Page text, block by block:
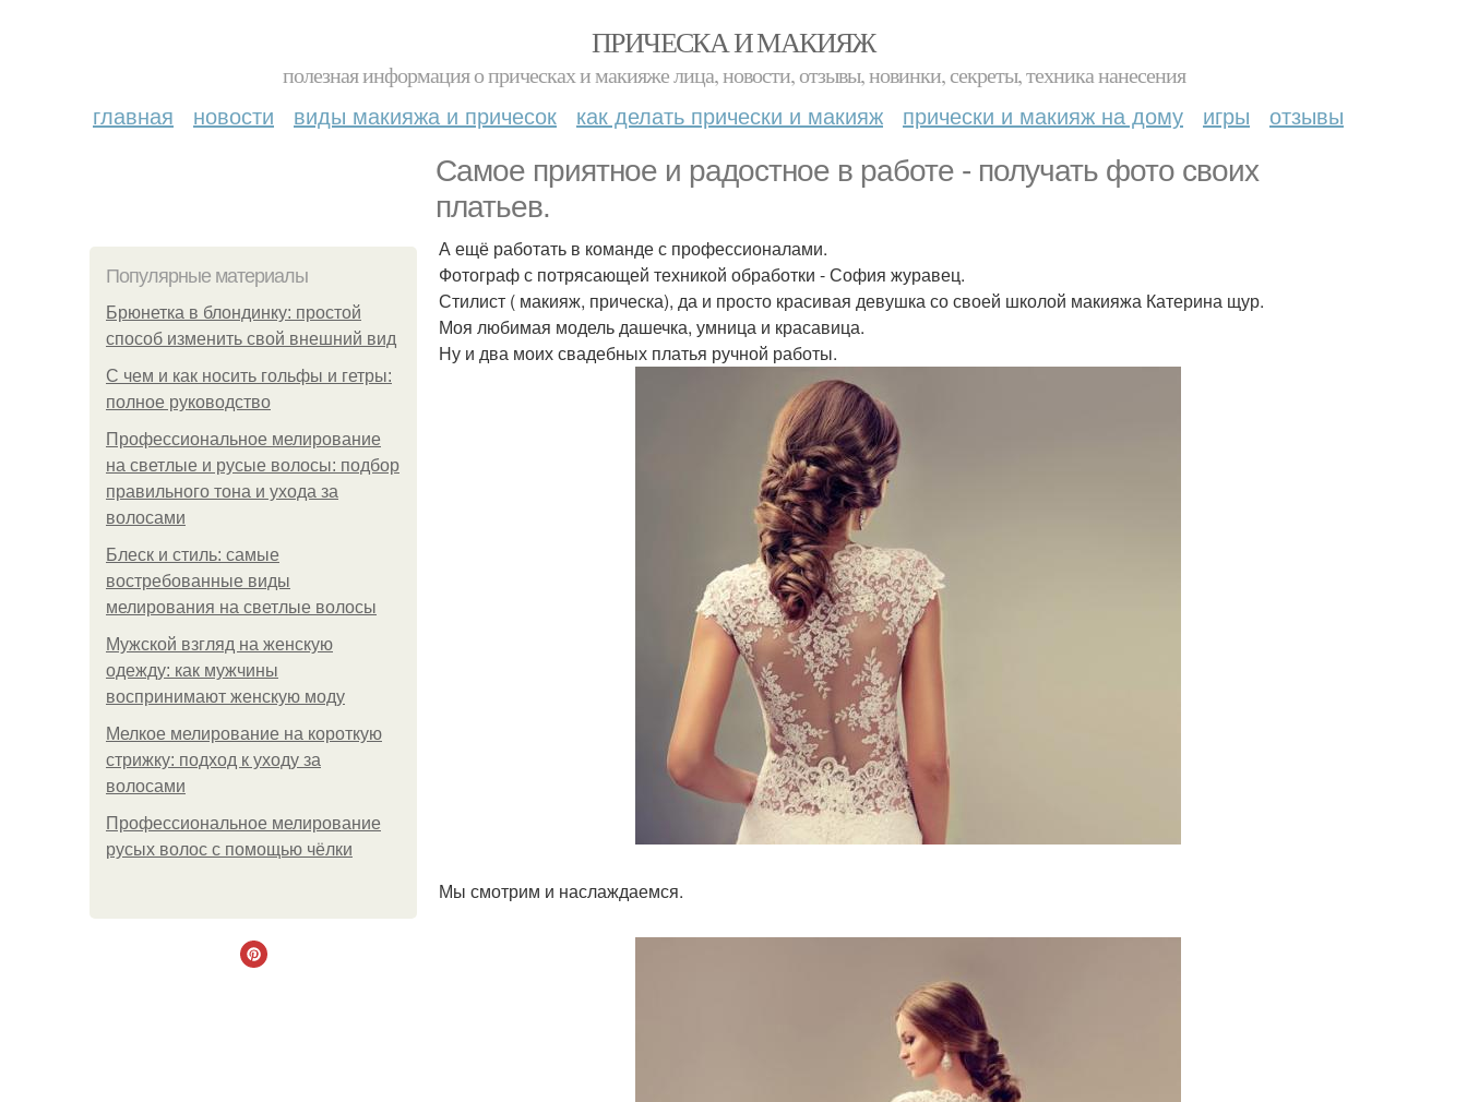
ПРИЧЕСКА И МАКИЯЖ
полезная информация о прическах и макияже лица, новости, отзывы, новинки, секреты, техника нанесения
главная новости виды макияжа и причесок как делать прически и макияж прически и макияж на дому игры отзывы
Самое приятное и радостное в работе - получать фото своих
платьев.
Популярные материалы
Брюнетка в блондинку: простой
способ изменить свой внешний вид
С чем и как носить гольфы и гетры:
полное руководство
Профессиональное мелирование
на светлые и русые волосы: подбор
правильного тона и ухода за
волосами
Блеск и стиль: самые
востребованные виды
мелирования на светлые волосы
Мужской взгляд на женскую
одежду: как мужчины
воспринимают женскую моду
Мелкое мелирование на короткую
стрижку: подход к уходу за
волосами
Профессиональное мелирование
русых волос с помощью чёлки
А ещё работать в команде с профессионалами.
Фотограф с потрясающей техникой обработки - София журавец.
Стилист ( макияж, прическа), да и просто красивая девушка со своей школой макияжа Катерина щур.
Моя любимая модель дашечка, умница и красавица.
Ну и два моих свадебных платья ручной работы.
Мы смотрим и наслаждаемся.